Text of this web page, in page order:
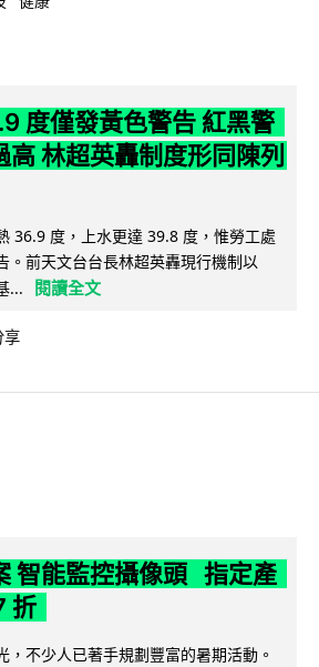
度僅發黃色警告 紅黑警
高 林超英轟制度形同陳列
36.9 度，上水更達 39.8 度，惟勞工處
。前天文台台長林超英轟現行機制以
...
閱讀全文
享
智能監控攝像頭 指定產
折
，不少人已著手規劃豐富的暑期活動。